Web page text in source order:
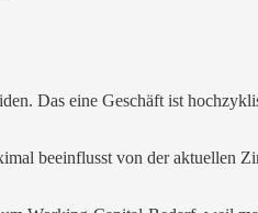
Das eine Geschäft ist
beeinflusst von der aktuellen